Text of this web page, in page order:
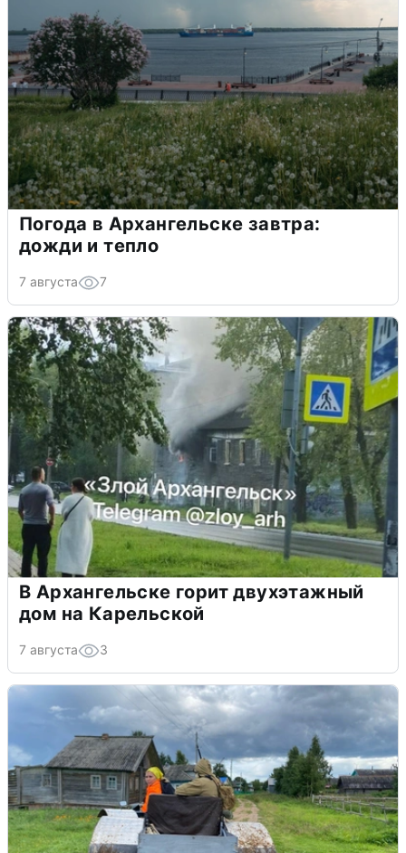
Погода в Архангельске завтра:
дожди и тепло
7 августа 7
В Архангельске горит двухэтажный
дом на Карельской
7 августа 3